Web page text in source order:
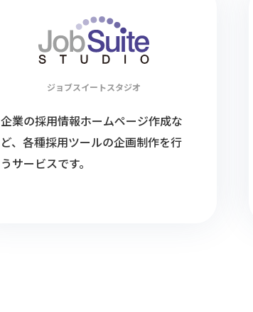
ジョブスイートスタジオ
企業の採用情報ホームページ作成な
ど、各種採用ツールの企画制作を行
うサービスです。